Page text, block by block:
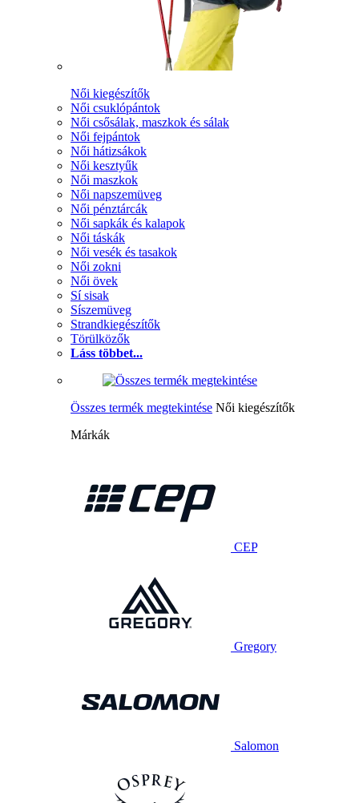
Női kiegészítők
Női csuklópántok
Női csősálak, maszkok és sálak
Női fejpántok
Női hátizsákok
Női kesztyűk
Női maszkok
Női napszemüveg
Női pénztárcák
Női sapkák és kalapok
Női táskák
Női vesék és tasakok
Női zokni
Női övek
Sí sisak
Síszemüveg
Strandkiegészítők
Törülközők
Láss többet...
Összes termék megtekintése Női kiegészítők
Márkák
CEP
Gregory
Salomon